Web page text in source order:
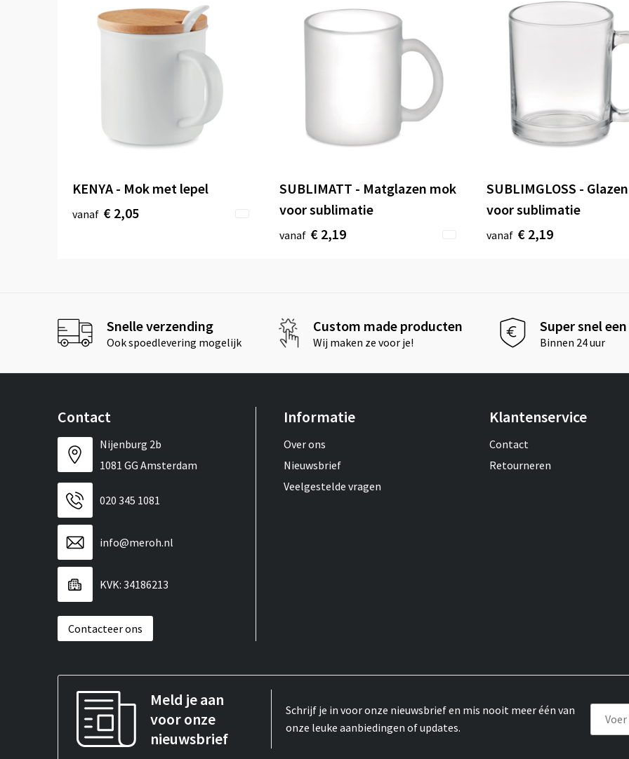
KENYA - Mok met lepel
vanaf € 2,05
SUBLIMATT - Matglazen mok
voor sublimatie
vanaf € 2,19
SUBLIMGLOSS -
voor sublimatie
vanaf € 2,19
Snelle verzending
Ook spoedlevering mogelijk
Custom made producten
Wij maken ze voor je!
Super snel
Binnen 24 uur
Contact
Nijenburg 2b
1081 GG Amsterdam
020 345 1081
info@meroh.nl
KVK: 34186213
Contacteer ons
Informatie
Over ons
Nieuwsbrief
Veelgestelde vragen
Klantenservice
Contact
Retourneren
Meld je aan
voor onze
nieuwsbrief
Schrijf je in voor onze nieuwsbrief en mis nooit meer één van
onze leuke aanbiedingen of updates.